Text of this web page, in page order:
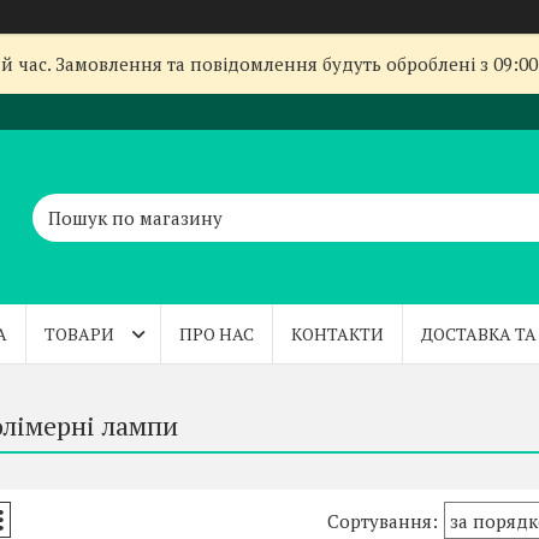
час. Замовлення та повідомлення будуть оброблені з
ТОВАРИ ПРО НАС КОНТАКТИ ДОСТАВКА
лампи